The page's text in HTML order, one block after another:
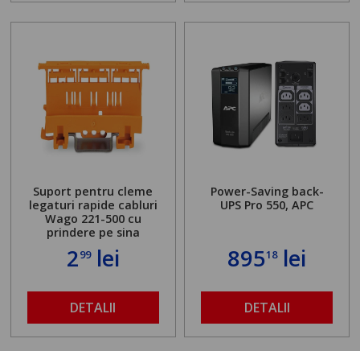
Suport pentru cleme
legaturi rapide cabluri
Wago 221-500 cu
prindere pe sina
299lei
DETALII
Power-Saving back-
UPS Pro 550, APC
89518lei
DETALII